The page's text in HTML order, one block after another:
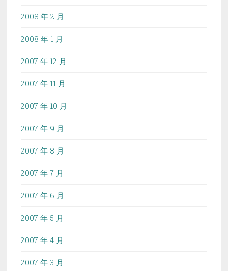
2008 年 2 月
2008 年 1 月
2007 年 12 月
2007 年 11 月
2007 年 10 月
2007 年 9 月
2007 年 8 月
2007 年 7 月
2007 年 6 月
2007 年 5 月
2007 年 4 月
2007 年 3 月